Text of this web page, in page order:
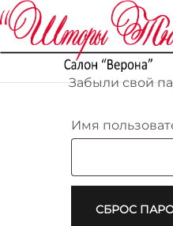
Забыли свой
Имя
СБРОС